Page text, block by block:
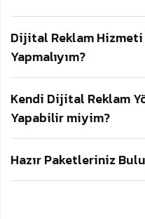
Dijital Reklam
Yapmalıyım?
Kendi Dijital Reklam
Yapabilir miyim?
Hazır Paketleriniz